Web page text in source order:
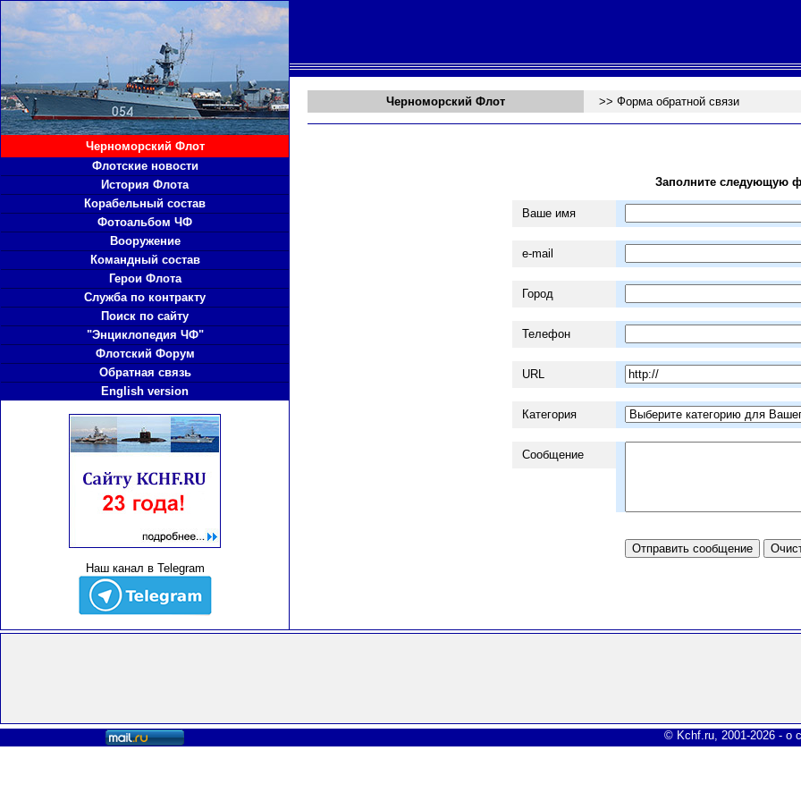
Черноморский Флот
Флотские новости
История Флота
Корабельный состав
Фотоальбом ЧФ
Вооружение
Командный состав
Герои Флота
Служба по контракту
Поиск по сайту
"Энциклопедия ЧФ"
Флотский Форум
Обратная связь
English version
Наш канал в Telegram
Черноморский Флот >> Форма обратной связи
Заполните следующую
Ваше имя
e-mail
Город
Телефон
URL
Категория
Сообщение
© Kchf.ru, 2001-2026 - о